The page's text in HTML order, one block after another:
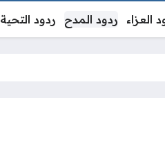
العزاء ردود المدح ردود التحية